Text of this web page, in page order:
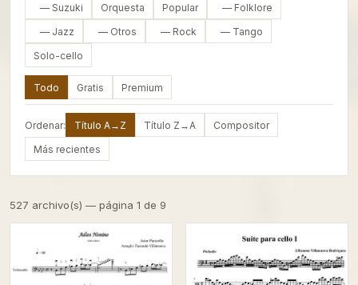
— Suzuki
Orquesta Popular
— Folklore
— Jazz
— Otros — Rock
— Tango
Solo-cello
Todo Gratis Premium
Ordenar: Título A→Z Título Z→A
Compositor
Más recientes
527 archivo(s) — página 1 de 9